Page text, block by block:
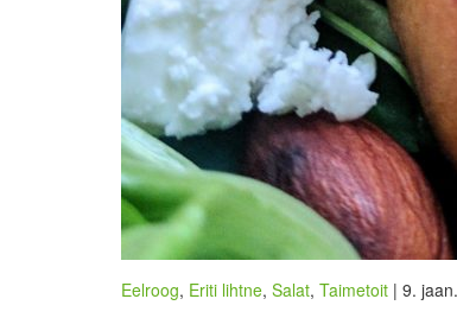
Eelroog, Eriti lihtne, Salat, Taimetoit | 9.